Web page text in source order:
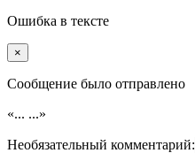
Ошибка в тексте
×
Cообщение было отправлено
«... ...»
Необязательный комментарий: